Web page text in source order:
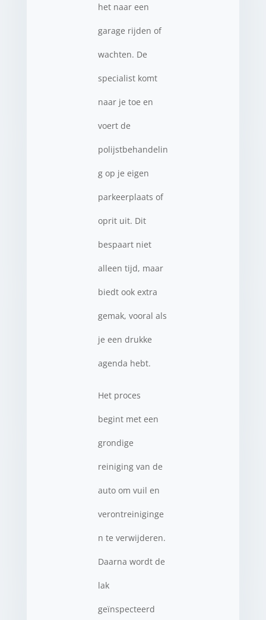
het naar een
garage rijden of
wachten. De
specialist komt
naar je toe en
voert de
polijstbehandelin
g op je eigen
parkeerplaats of
oprit uit. Dit
bespaart niet
alleen tijd, maar
biedt ook extra
gemak, vooral als
je een drukke
agenda hebt.
Het proces
begint met een
grondige
reiniging van de
auto om vuil en
verontreiniginge
n te verwijderen.
Daarna wordt de
lak
geïnspecteerd